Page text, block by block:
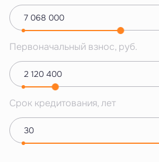
Первоначальный взнос, руб.
Срок кредитования, лет